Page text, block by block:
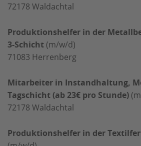
72178 Waldachtal
Produktionshelfer in der
3-Schicht (m/w/d)
71083 Herrenberg
Mitarbeiter in Instandhaltung,
Tagschicht (ab 23€ pro Stunde)
72178 Waldachtal
Produktionshelfer in der